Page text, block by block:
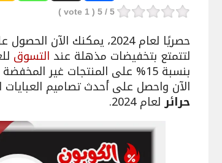
5
/ 5 (
1
حصريًا لعام 2024، يمكنك الآن الحصول على
لتتمتع بتخفيضات مذهلة عند التسوق
الآن واحصل على أحدث تصاميم
حرائرلعام 2024.